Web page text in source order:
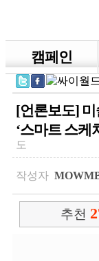
캠페인
[언론보도] 미
‘스마트 스케
도
작성자
추천